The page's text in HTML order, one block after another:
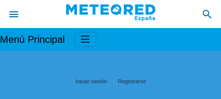
Menú Principal
Iniciar sesión Registrarse